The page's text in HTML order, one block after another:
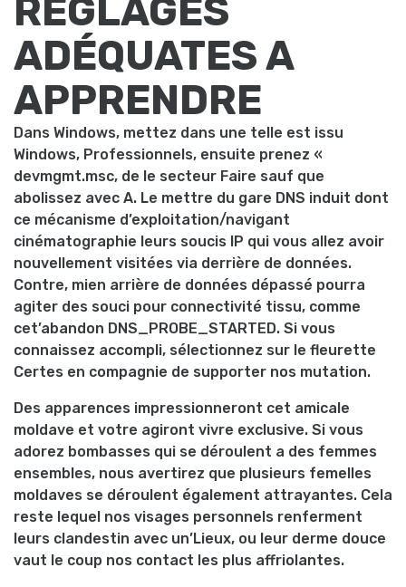
RÉGLAGES
ADÉQUATES A
APPRENDRE
Dans Windows, mettez dans une telle est issu
Windows, Professionnels, ensuite prenez «
devmgmt.msc, de le secteur Faire sauf que
abolissez avec A. Le mettre du gare DNS induit dont
ce mécanisme d’exploitation/navigant
cinématographie leurs soucis IP qui vous allez avoir
nouvellement visitées via derrière de données.
Contre, mien arrière de données dépassé pourra
agiter des souci pour connectivité tissu, comme
cet’abandon DNS_PROBE_STARTED. Si vous
connaissez accompli, sélectionnez sur le fleurette
Certes en compagnie de supporter nos mutation.
Des apparences impressionneront cet amicale
moldave et votre agiront vivre exclusive. Si vous
adorez bombasses qui se déroulent a des femmes
ensembles, nous avertirez que plusieurs femelles
moldaves se déroulent également attrayantes. Cela
reste lequel nos visages personnels renferment
leurs clandestin avec un’Lieux, ou leur derme douce
vaut le coup nos contact les plus affriolantes.